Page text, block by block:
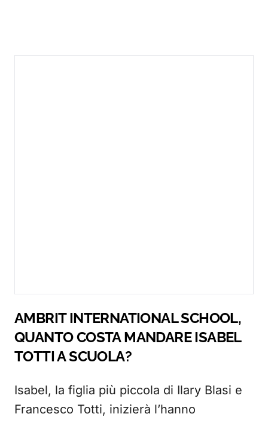
AMBRIT INTERNATIONAL SCHOOL,
QUANTO COSTA MANDARE ISABEL
TOTTI A SCUOLA?
Isabel, la figlia più piccola di Ilary Blasi e
Francesco Totti, inizierà l’hanno